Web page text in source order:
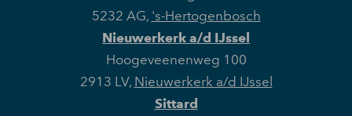
5232 AG, 's-Hertogenbosch
Nieuwerkerk a/d IJssel
Hoogeveenenweg 100
2913 LV, Nieuwerkerk a/d IJssel
Sittard